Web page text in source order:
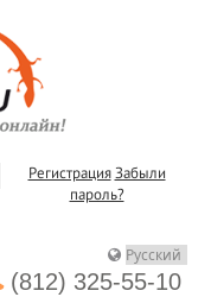
Регистрация Забыли
пароль?
(812) 325-55-10